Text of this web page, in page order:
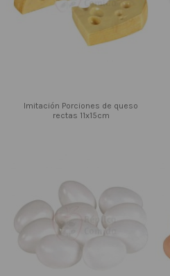
Imitación Porciones de queso
rectas 11x15cm